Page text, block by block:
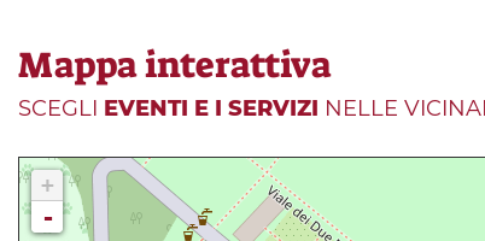
Mappa interattiva
SCEGLI EVENTI E I SERVIZI NELLE
+
-